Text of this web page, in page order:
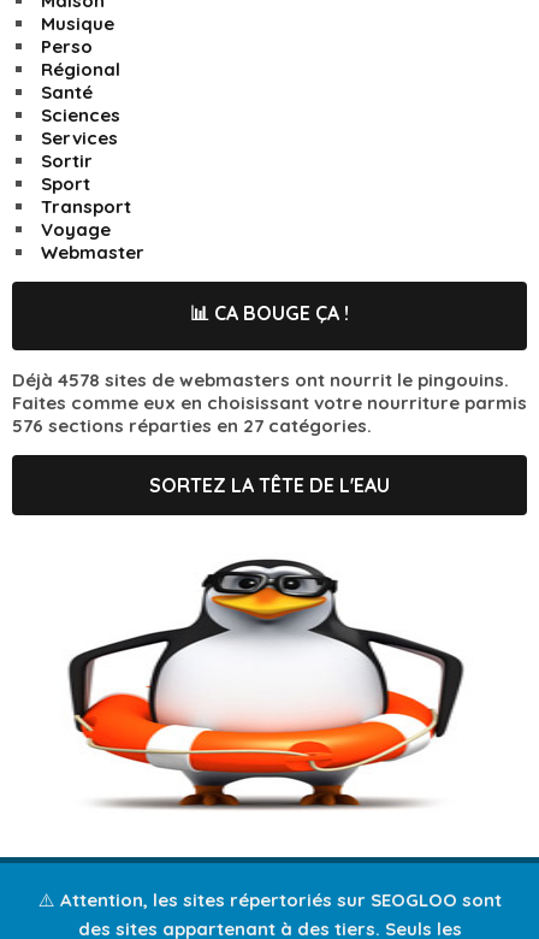
Musique
Perso
Régional
Santé
Sciences
Services
Sortir
Sport
Transport
Voyage
Webmaster
📊 CA BOUGE ÇA !
Déjà 4578 sites de webmasters ont nourrit le pingouins.
Faites comme eux en choisissant votre nourriture parmis
576 sections réparties en 27 catégories.
SORTEZ LA TÊTE DE L'EAU
⚠️ Attention, les sites répertoriés sur SEOGLOO sont
des sites appartenant à des tiers. Seuls les